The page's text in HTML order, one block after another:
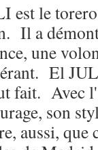
est le
Il a
une
El
fait. Avec
son
aussi, que